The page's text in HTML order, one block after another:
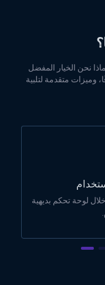
نحن الخيار المفضل
وميزات متقدمة لتلبية
لوحة تحكم بديهية